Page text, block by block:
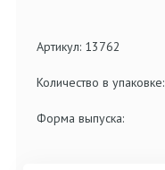
Артикул: 13762
Количество в упаковке:
Форма выпуска: